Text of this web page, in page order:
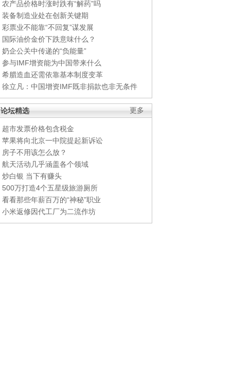
农产品价格时涨时跌有“解药”吗
装备制造业处在创新关键期
彩票业不能靠“不回复”谋发展
国际油价金价下跌意味什么？
奶企公关中传递的“负能量”
参与IMF增资能为中国带来什么
希腊造血还需依靠基本制度变革
徐立凡：中国增资IMF既非捐款也非无条件
更多
论坛精选
超市发票价格包含税金
苹果将向北京一中院提起新诉讼
房子不用该怎么放？
航天活动几乎涵盖各个领域
炒白银 当下有赚头
500万打造4个五星级旅游厕所
看看那些年薪百万的“神秘”职业
小米返修因代工厂为二流作坊